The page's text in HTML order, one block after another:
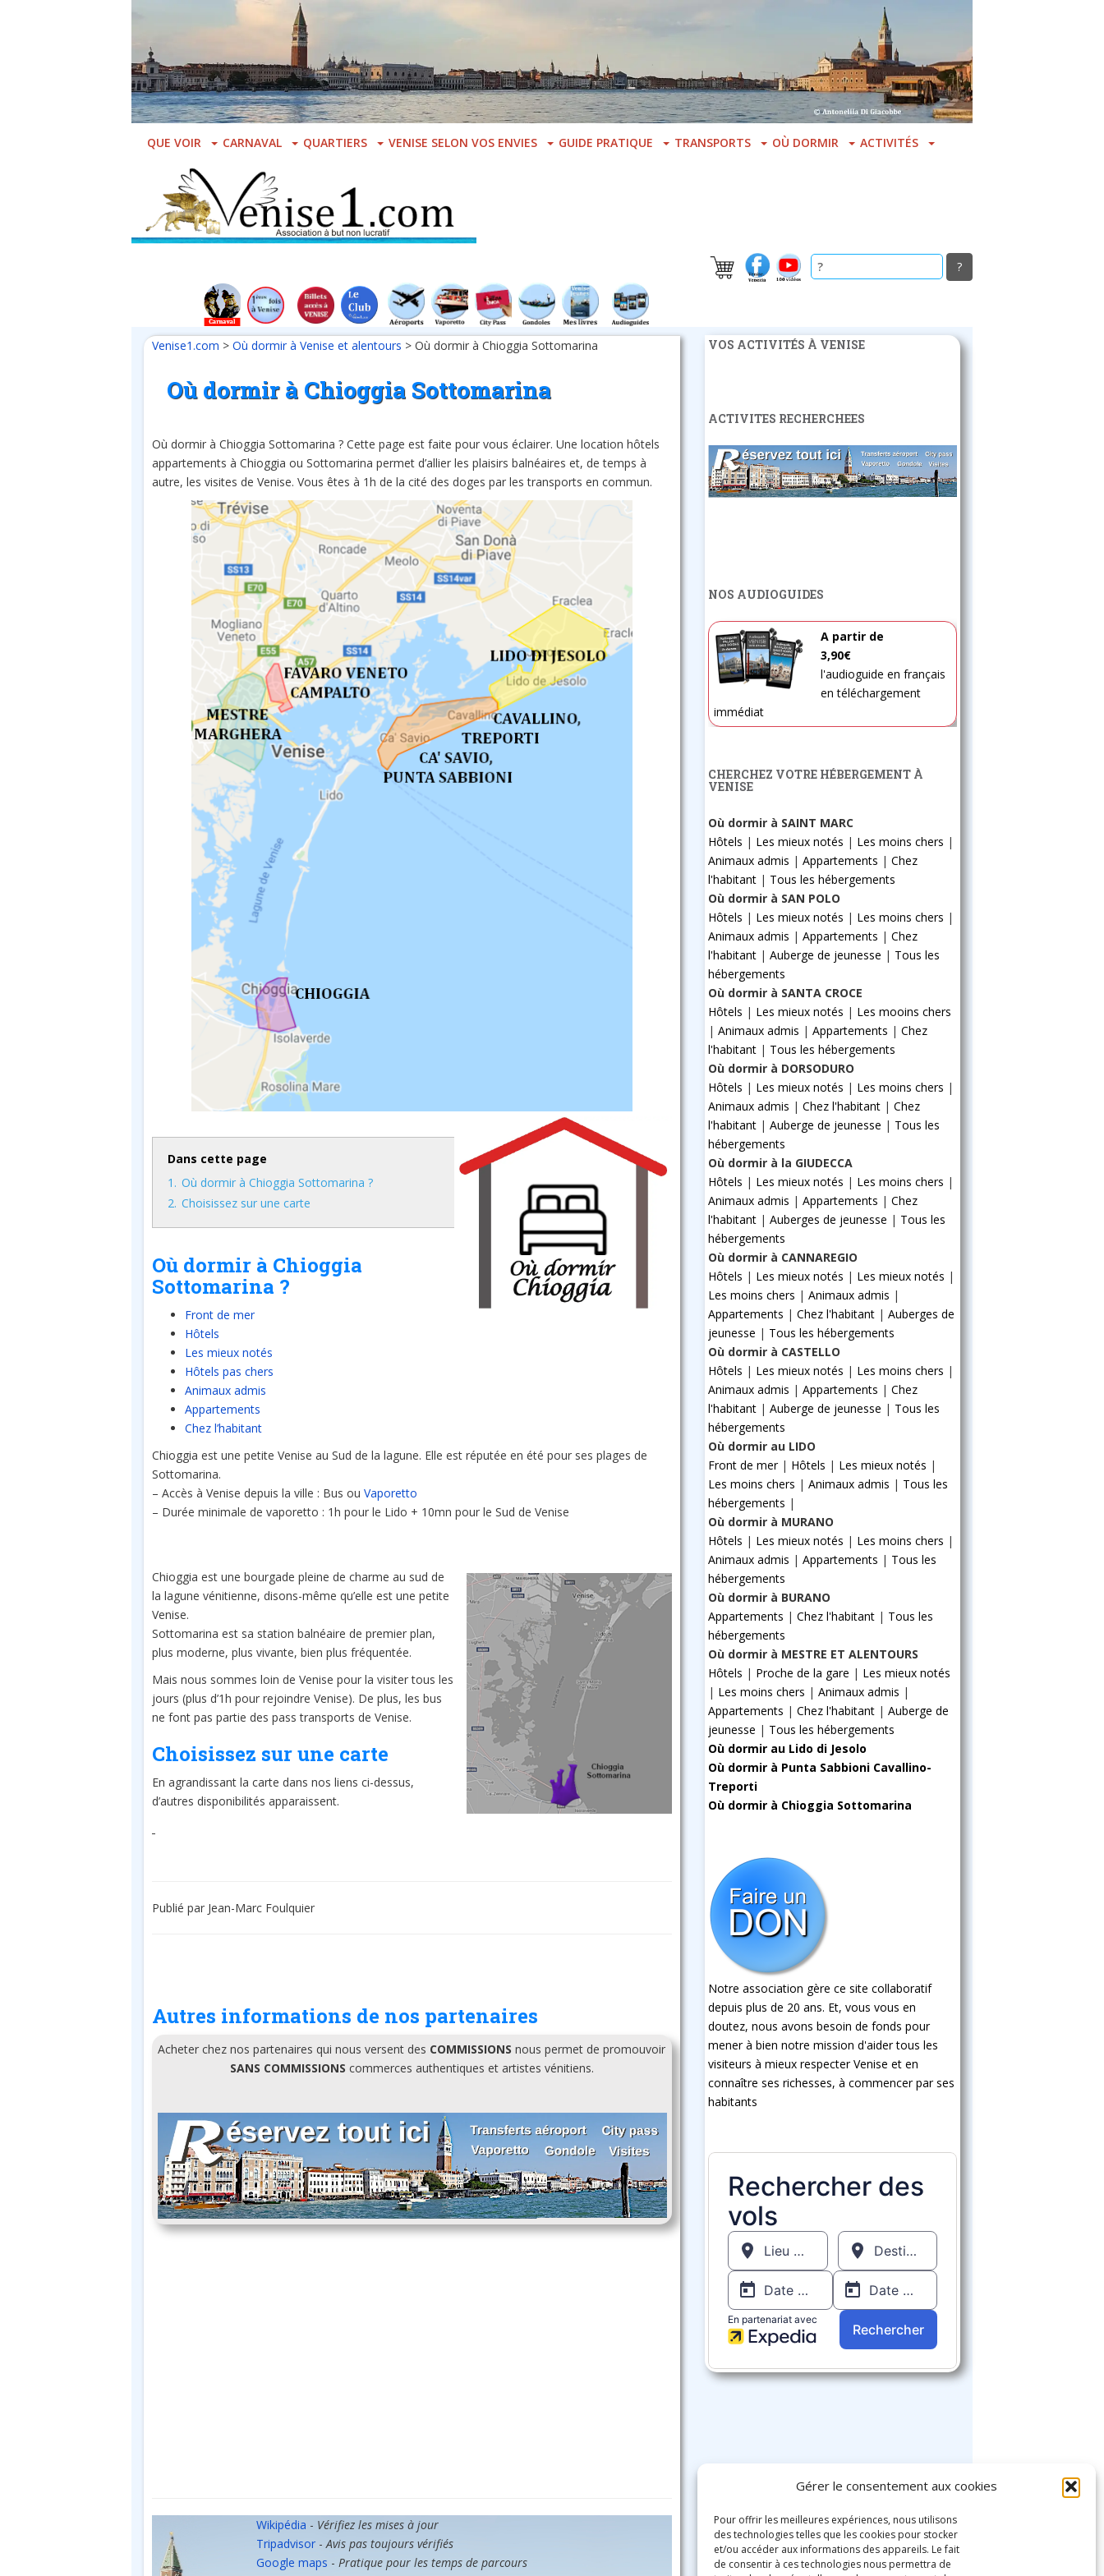
Gérer le consentement aux cookies
Pour offrir les meilleures expériences, nous utilisons
des technologies telles que les cookies pour stocker
et/ou accéder aux informations des appareils. Le fait
de consentir à ces technologies nous permettra de
main
content
QUE VOIR CARNAVAL QUARTIERS VENISE SELON VOS ENVIES GUIDE PRATIQUE TRANSPORTS OÙ DORMIR ACTIVITÉS
Venise1.com > Où dormir à Venise et alentours > Où dormir à Chioggia Sottomarina
Où dormir à Chioggia Sottomarina
Où dormir à Chioggia Sottomarina ? Cette page est faite pour vous éclairer. Une location hôtels
appartements à Chioggia ou Sottomarina permet d’allier les plaisirs balnéaires et, de temps à
autre, les visites de Venise. Vous êtes à 1h de la cité des doges par les transports en commun.
Dans cette page
1. Où dormir à Chioggia Sottomarina ?
2. Choisissez sur une carte
Où dormir à Chioggia
Sottomarina ?
Front de mer
Hôtels
Les mieux notés
Hôtels pas chers
Animaux admis
Appartements
Chez l’habitant
Chioggia est une petite Venise au Sud de la lagune. Elle est réputée en été pour ses plages de
Sottomarina.
– Accès à Venise depuis la ville : Bus ou Vaporetto
– Durée minimale de vaporetto : 1h pour le Lido + 10mn pour le Sud de Venise
Chioggia est une bourgade pleine de charme au sud de
la lagune vénitienne, disons-même qu’elle est une petite
Venise.
Sottomarina est sa station balnéaire de premier plan,
plus moderne, plus vivante, bien plus fréquentée.
Mais nous sommes loin de Venise pour la visiter tous les
jours (plus d’1h pour rejoindre Venise). De plus, les bus
ne font pas partie des pass transports de Venise.
Choisissez sur une carte
En agrandissant la carte dans nos liens ci-dessus,
d’autres disponibilités apparaissent.
Publié par Jean-Marc Foulquier
Autres informations de nos partenaires
Acheter chez nos partenaires qui nous versent des COMMISSIONS nous permet de promouvoir
SANS COMMISSIONS commerces authentiques et artistes vénitiens.
Wikipédia - Vérifiez les mises à jour
Tripadvisor- Avis pas toujours vérifiés
Google maps - Pratique pour les temps de parcours
VOS ACTIVITÉS À VENISE
ACTIVITES RECHERCHEES
NOS AUDIOGUIDES
A partir de
3,90€
l'audioguide en français
en téléchargement
immédiat
CHERCHEZ VOTRE HÉBERGEMENT À
VENISE
Où dormir à SAINT MARC
Hôtels | Les mieux notés | Les moins chers |
Animaux admis | Appartements | Chez
l'habitant| Tous les hébergements
Où dormir à SAN POLO
Hôtels | Les mieux notés | Les moins chers |
Animaux admis | Appartements | Chez
l'habitant| Auberge de jeunesse | Tous les
hébergements
Où dormir à SANTA CROCE
Hôtels | Les mieux notés | Les mooins chers
| Animaux admis | Appartements | Chez
l'habitant| Tous les hébergements
Où dormir à DORSODURO
Hôtels | Les mieux notés | Les moins chers |
Animaux admis | Chez l'habitant| Chez
l'habitant| Auberge de jeunesse | Tous les
hébergements
Où dormir à la GIUDECCA
Hôtels | Les mieux notés | Les moins chers |
Animaux admis | Appartements | Chez
l'habitant| Auberges de jeunesse | Tous les
hébergements
Où dormir à CANNAREGIO
Hôtels | Les mieux notés | Les mieux notés |
Les moins chers | Animaux admis |
Appartements | Chez l'habitant| Auberges de
jeunesse | Tous les hébergements
Où dormir à CASTELLO
Hôtels | Les mieux notés | Les moins chers |
Animaux admis | Appartements | Chez
l'habitant| Auberge de jeunesse | Tous les
hébergements
Où dormir au LIDO
Front de mer| Hôtels | Les mieux notés |
Les moins chers | Animaux admis | Tous les
hébergements |
Où dormir à MURANO
Hôtels | Les mieux notés | Les moins chers |
Animaux admis | Appartements | Tous les
hébergements
Où dormir à BURANO
Appartements | Chez l'habitant| Tous les
hébergements
Où dormir à MESTRE ET ALENTOURS
Hôtels | Proche de la gare | Les mieux notés
| Les moins chers | Animaux admis |
Appartements | Chez l'habitant| Auberge de
jeunesse | Tous les hébergements
Où dormir au Lido di Jesolo
Où dormir à Punta Sabbioni Cavallino-
Treporti
Où dormir à Chioggia Sottomarina
Notre association gère ce site collaboratif
depuis plus de 20 ans. Et, vous vous en
doutez, nous avons besoin de fonds pour
mener à bien notre mission d'aider tous les
visiteurs à mieux respecter Venise et en
connaître ses richesses, à commencer par ses
habitants